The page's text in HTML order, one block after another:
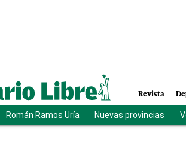
Revista
Román Ramos Uría Nuevas provincias